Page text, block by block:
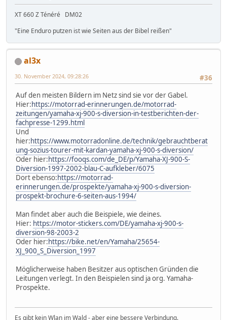
XT 660 Z Ténéré DM02
"Eine Enduro putzen ist wie Seiten aus der Bibel reißen"
al3x
#36
30. November 2024, 09:28:26
Auf den meisten Bildern im Netz sind sie vor der Gabel.
Hier:https://motorrad-erinnerungen.de/motorrad-
zeitungen/yamaha-xj-900-s-diversion-in-testberichten-der-
fachpresse-1299.html
Und
hier:https://www.motorradonline.de/technik/gebrauchtberat
ung-sozius-tourer-mit-kardan-yamaha-xj-900-s-diversion/
Oder hier:https://fooqs.com/de_DE/p/Yamaha-XJ-900-S-
Diversion-1997-2002-blau-C-aufkleber/6075
Dort ebenso:https://motorrad-
erinnerungen.de/prospekte/yamaha-xj-900-s-diversion-
prospekt-brochure-6-seiten-aus-1994/
Man findet aber auch die Beispiele, wie deines.
Hier: https://motor-stickers.com/DE/yamaha-xj-900-s-
diversion-98-2003-2
Oder hier:https://bike.net/en/Yamaha/25654-
XJ_900_S_Diversion_1997
Möglicherweise haben Besitzer aus optischen Gründen die
Leitungen verlegt. In den Beispielen sind ja org. Yamaha-
Prospekte.
Es gibt kein Wlan im Wald - aber eine bessere Verbindung.